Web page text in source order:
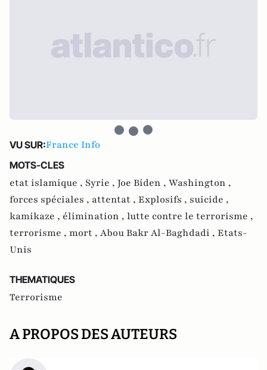
VU SUR:France Info
MOTS-CLES
etat islamique , Syrie , Joe Biden , Washington ,
forces spéciales , attentat , Explosifs , suicide ,
kamikaze , élimination , lutte contre le terrorisme ,
terrorisme , mort , Abou Bakr Al-Baghdadi , Etats-
Unis
THEMATIQUES
Terrorisme
A PROPOS DES AUTEURS